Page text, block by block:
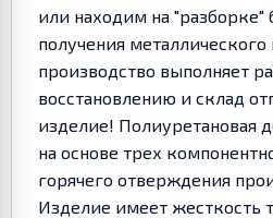
или находим на "разборке"
получения
производство выполняет
восстановлению и склад
изделие! Полиуретановая
на основе трех
горячего отверждения
Изделие имеет жесткость